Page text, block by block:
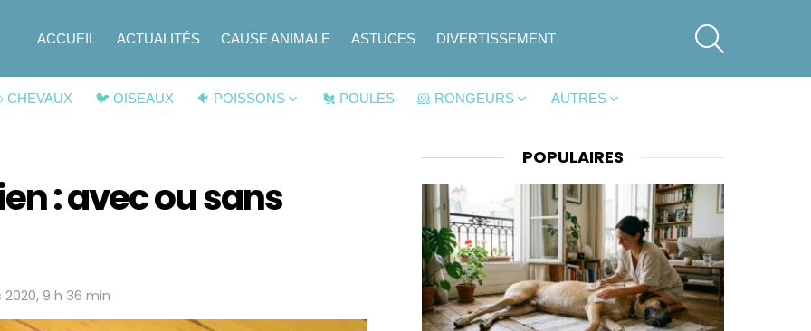
ACCUEIL ACTUALITÉS CAUSE ANIMALE ASTUCES DIVERTISSEMENT
CHEVAUX 🐦 OISEAUX 🐠 POISSONS 🐔 POULES 🐹 RONGEURS AUTRES
: avec ou sans
9 h 36 min
POPULAIRES